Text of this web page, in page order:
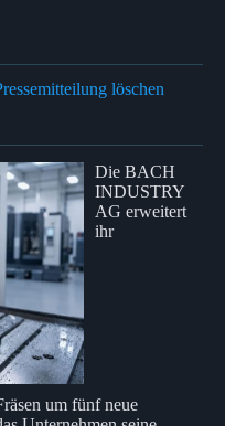
löschen
Die BACH
INDUSTRY
AG erweitert
ihr
um fünf neue